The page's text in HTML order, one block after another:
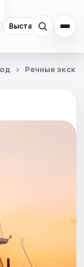
Выставки
Речные